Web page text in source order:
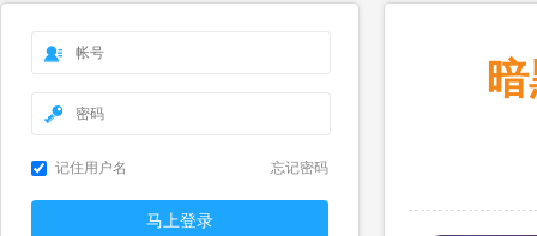
记住用户名 忘记密码